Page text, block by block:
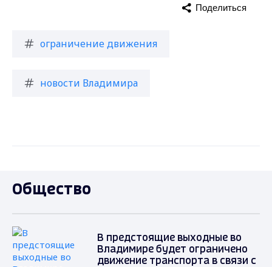
ограничение движения
новости Владимира
Поделиться
Общество
В предстоящие выходные во
Владимире будет ограничено
движение транспорта в связи с